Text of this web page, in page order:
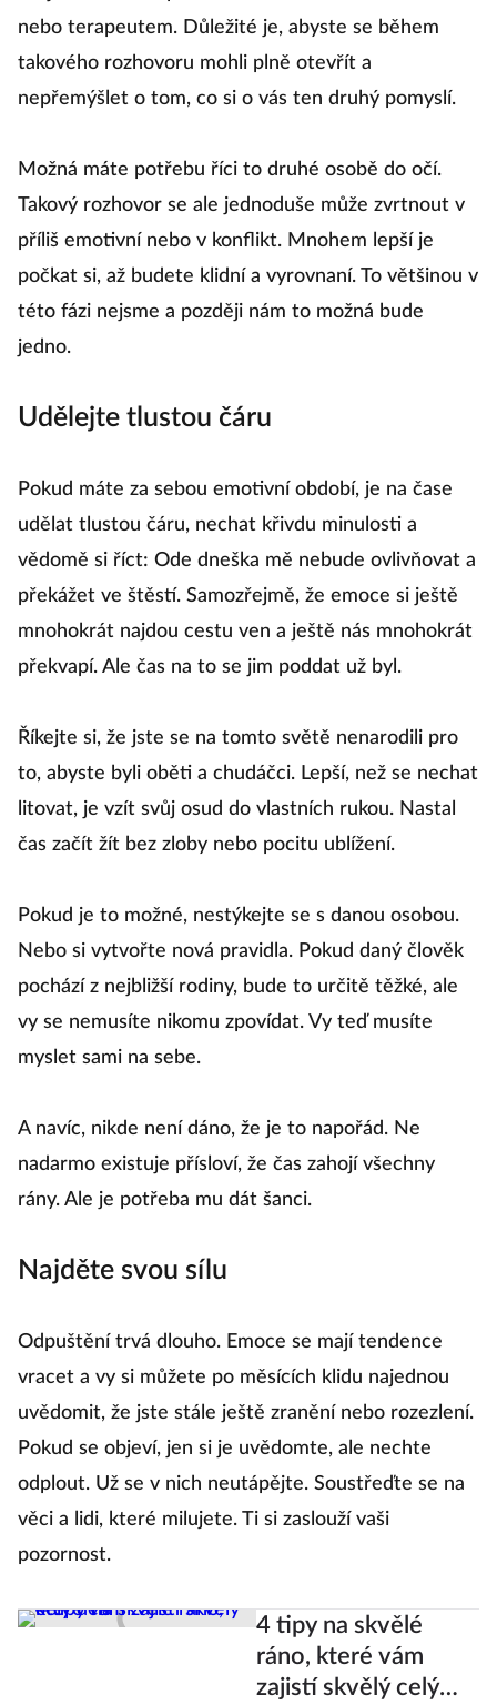
nebo terapeutem. Důležité je, abyste se během
takového rozhovoru mohli plně otevřít a
nepřemýšlet o tom, co si o vás ten druhý pomyslí.
Možná máte potřebu říci to druhé osobě do očí.
Takový rozhovor se ale jednoduše může zvrtnout v
příliš emotivní nebo v konflikt. Mnohem lepší je
počkat si, až budete klidní a vyrovnaní. To většinou v
této fázi nejsme a později nám to možná bude
jedno.
Udělejte tlustou čáru
Pokud máte za sebou emotivní období, je na čase
udělat tlustou čáru, nechat křivdu minulosti a
vědomě si říct: Ode dneška mě nebude ovlivňovat a
překážet ve štěstí. Samozřejmě, že emoce si ještě
mnohokrát najdou cestu ven a ještě nás mnohokrát
překvapí. Ale čas na to se jim poddat už byl.
Říkejte si, že jste se na tomto světě nenarodili pro
to, abyste byli oběti a chudáčci. Lepší, než se nechat
litovat, je vzít svůj osud do vlastních rukou. Nastal
čas začít žít bez zloby nebo pocitu ublížení.
Pokud je to možné, nestýkejte se s danou osobou.
Nebo si vytvořte nová pravidla. Pokud daný člověk
pochází z nejbližší rodiny, bude to určitě těžké, ale
vy se nemusíte nikomu zpovídat. Vy teď musíte
myslet sami na sebe.
A navíc, nikde není dáno, že je to napořád. Ne
nadarmo existuje přísloví, že čas zahojí všechny
rány. Ale je potřeba mu dát šanci.
Najděte svou sílu
Odpuštění trvá dlouho. Emoce se mají tendence
vracet a vy si můžete po měsících klidu najednou
uvědomit, že jste stále ještě zranění nebo rozezlení.
Pokud se objeví, jen si je uvědomte, ale nechte
odplout. Už se v nich neutápějte. Soustřeďte se na
věci a lidi, které milujete. Ti si zaslouží vaši
pozornost.
4 tipy na skvělé
ráno, které vám
zajistí skvělý celý